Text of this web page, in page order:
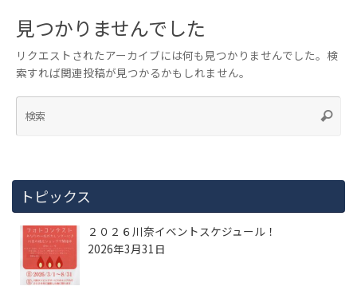
見つかりませんでした
リクエストされたアーカイブには何も見つかりませんでした。検
索すれば関連投稿が見つかるかもしれません。
トピックス
２０２６川奈イベントスケジュール！
2026年3月31日